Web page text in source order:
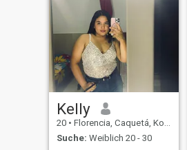
Kelly
20 • Florencia, Caquetá, Kolumbien
Suche: Weiblich 20 - 30